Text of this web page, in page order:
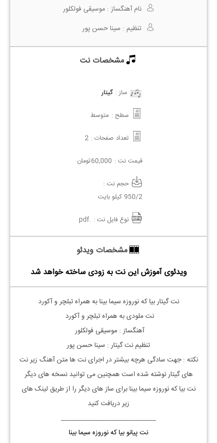
نام آهنگساز : موسیقی فولکلور
تنظیم : سینا حسن پور
مشخصات نت
ساز : گیتار
سطح : متوسط
تعداد صفحات : 2
قیمت نت : 60,000تومان
حجم نت :
950/2 کیلو بایت
نوع فایل نت : .pdf
مشخصات ویدئو
ویدئوی آموزش این نت به زودی ساخته خواهد شد
نتگیتاربیا که نوروزه سیما بینا به همراه تبلچر و آکورد
نت ملودی به همراه تبلچر و آکورد
آهنگساز : موسیقی فولکلور
تنظیم نتگیتار : سینا حسن پور
نکته : جهت سادگی هرچه بیشتر در اجرای نت ها متن آهنگ زیر نت
های گیتار نوشته شده است همچنین می توانید نسخه های دیگر
نت بیا که نوروزه سیما بینا برای ساز های دیگر را از طریق لینک های
زیر دریافت کنید
____________________________
نت پیانو بیا که نوروزه سیما بینا